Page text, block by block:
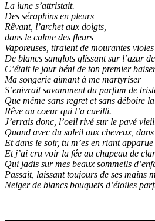
La lune s’attristait.
Des séraphins en pleurs
Rêvant, l’archet aux doigts,
dans le calme des fleurs
Vaporeuses, tiraient de mourantes violes
De blancs sanglots glissant sur l’azur
C’était le jour béni de ton premier
Ma songerie aimant à me martyriser
S’enivrait savamment du parfum de
Que même sans regret et sans déboire
Rêve au coeur qui l’a cueilli.
J’errais donc, l’oeil rivé sur le pavé
Quand avec du soleil aux cheveux,
Et dans le soir, tu m’es en riant apparue
Et j’ai cru voir la fée au chapeau de
Qui jadis sur mes beaux sommeils
Passait, laissant toujours de ses mains
Neiger de blancs bouquets d’étoiles